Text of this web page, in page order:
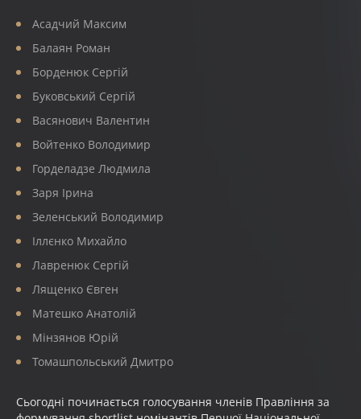
Асадчий Максим
Балаян Роман
Борденюк Сергій
Буковський Сергій
Васянович Валентин
Войтенко Володимир
Горделадзе Людмила
Заря Ірина
Зеленський Володимир
Іллєнко Михайло
Лавренюк Сергій
Лященко Євген
Матешко Анатолій
Мінзянов Юрій
Томашпольський Дмитро
Сьогодні починається голосування членів Правління за